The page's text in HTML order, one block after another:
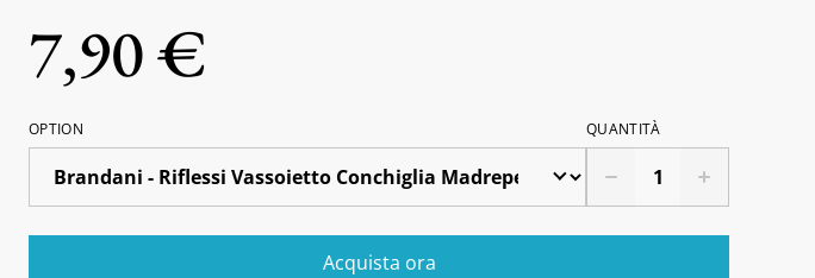
7,90 €
OPTION QUANTITÀ
Acquista ora